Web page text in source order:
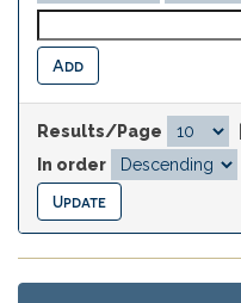
Results/Page
In order